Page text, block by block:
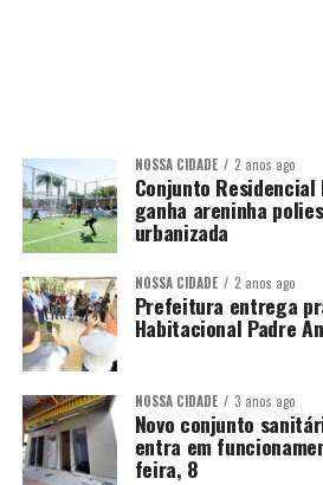
NOSSA CIDADE 2 anos ago
Conjunto
ganha areninha
urbanizada
NOSSA CIDADE 2 anos ago
Prefeitura entrega
Habitacional Padre
NOSSA CIDADE 3 anos ago
Novo conjunto
entra em
feira, 8